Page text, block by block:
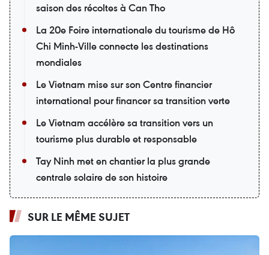
saison des récoltes à Can Tho
La 20e Foire internationale du tourisme de Hô
Chi Minh-Ville connecte les destinations
mondiales
Le Vietnam mise sur son Centre financier
international pour financer sa transition verte
Le Vietnam accélère sa transition vers un
tourisme plus durable et responsable
Tay Ninh met en chantier la plus grande
centrale solaire de son histoire
SUR LE MÊME SUJET